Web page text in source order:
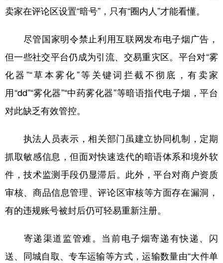
卖家在评论区设置“暗号”，只有“圈内人”才能看懂。
尽管国家明令禁止利用互联网发布电子烟广告，
但一些社交平台仍成为引流、交易重灾区。平台对“雾
化器”“草本雾化”等关键词拦截不彻底，有卖家
用“dd”“雾化器”“中药雾化器”等暗语指代电子烟，平台
对此缺乏有效管控。
执法人员表示，相关部门虽建立协同机制，定期
抓取敏感信息，但面对快速迭代的暗语体系和境外软
件，技术监测手段仍显滞后。此外，平台对商户资质
审核、商品信息管理、评论区审核等方面存在漏洞，
有的违规账号被封后仍可轻易重新注册。
寄递渠道监管难。当前电子烟寄递有快递、闪
送、同城自取、专车运输等方式，运输数量由“大件单